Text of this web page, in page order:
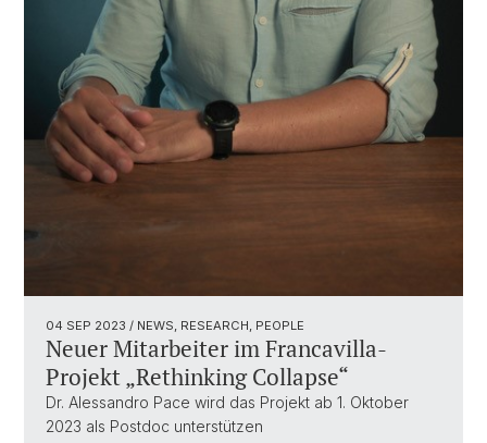
04 SEP 2023 / NEWS, RESEARCH, PEOPLE
Neuer Mitarbeiter im Francavilla-
Projekt „Rethinking Collapse“
Dr. Alessandro Pace wird das Projekt ab 1. Oktober
2023 als Postdoc unterstützen